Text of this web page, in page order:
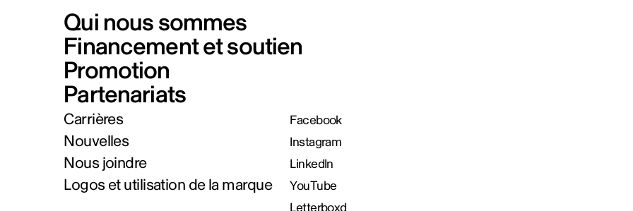
Qui nous sommes
Financement et soutien
Promotion
Partenariats
Carrières
Nouvelles
Nous joindre
Logos et utilisation de la marque
Facebook
Instagram
LinkedIn
YouTube
Letterboxd